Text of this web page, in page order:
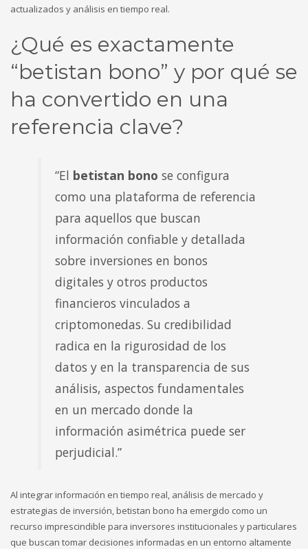
actualizados y análisis en tiempo real.
¿Qué es exactamente
“betistan bono” y por qué se
ha convertido en una
referencia clave?
“El betistan bono se configura
como una plataforma de referencia
para aquellos que buscan
información confiable y detallada
sobre inversiones en bonos
digitales y otros productos
financieros vinculados a
criptomonedas. Su credibilidad
radica en la rigurosidad de los
datos y en la transparencia de sus
análisis, aspectos fundamentales
en un mercado donde la
información asimétrica puede ser
perjudicial.”
Al integrar información en tiempo real, análisis de mercado y
estrategias de inversión, betistan bono ha emergido como un
recurso imprescindible para inversores institucionales y particulares
que buscan tomar decisiones informadas en un entorno altamente